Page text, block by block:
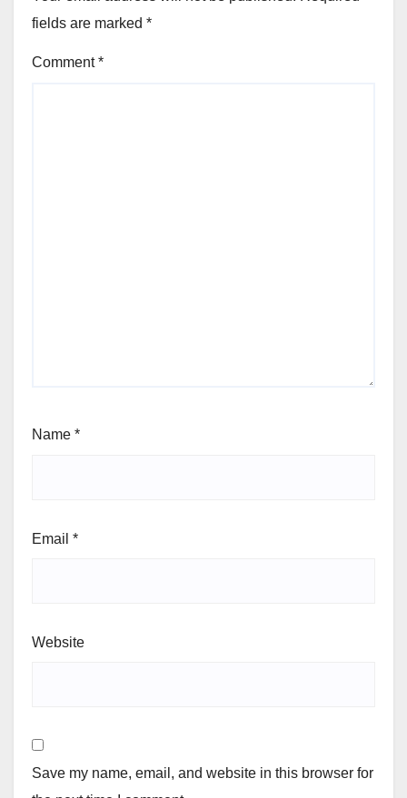
fields are marked *
Comment*
Name *
Email *
Website
Save my name, email, and website in this browser for